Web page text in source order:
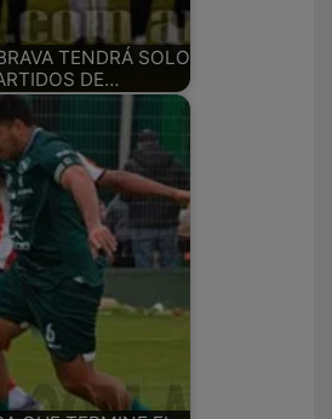
TENDRÁ SOLO
DE…